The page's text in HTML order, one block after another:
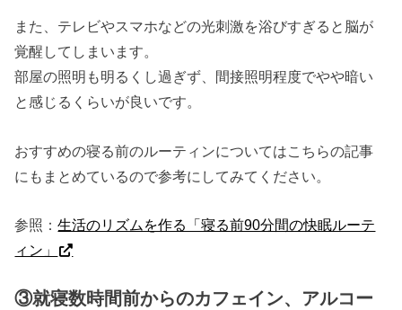
また、テレビやスマホなどの光刺激を浴びすぎると脳が
覚醒してしまいます。
部屋の照明も明るくし過ぎず、間接照明程度でやや暗い
と感じるくらいが良いです。
おすすめの寝る前のルーティンについてはこちらの記事
にもまとめているので参考にしてみてください。
参照：生活のリズムを作る「寝る前90分間の快眠ルーテ
ィン」
③就寝数時間前からのカフェイン、アルコー